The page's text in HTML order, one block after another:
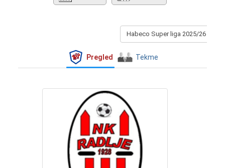
Habeco Super liga 2025/26
Pregled Tekme